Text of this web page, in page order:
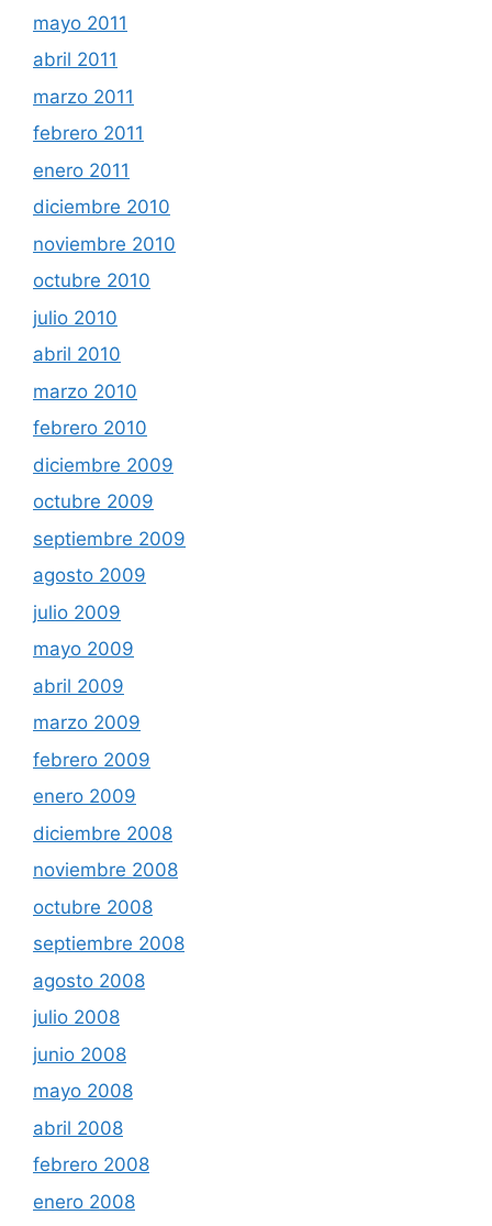
mayo 2011
abril 2011
marzo 2011
febrero 2011
enero 2011
diciembre 2010
noviembre 2010
octubre 2010
julio 2010
abril 2010
marzo 2010
febrero 2010
diciembre 2009
octubre 2009
septiembre 2009
agosto 2009
julio 2009
mayo 2009
abril 2009
marzo 2009
febrero 2009
enero 2009
diciembre 2008
noviembre 2008
octubre 2008
septiembre 2008
agosto 2008
julio 2008
junio 2008
mayo 2008
abril 2008
febrero 2008
enero 2008